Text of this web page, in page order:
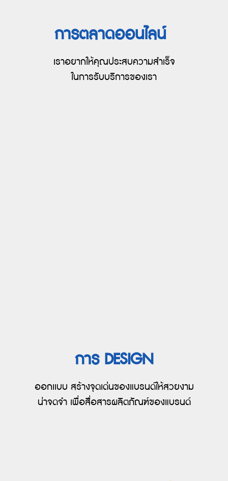
การตลาดออนไลน์
เราอยากให้คุณประสบความสำเร็จ
ในการรับบริการของเรา
การ DESIGN
ออกเเบบ สร้างจุดเด่นของแบรนด์ให้สวยงาม
น่าจดจำ เพื่อสื่อสารผลิตภัณฑ์ของแบรนด์